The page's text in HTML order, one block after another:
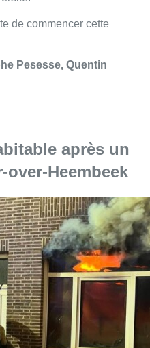
"Une maison inhabitable
d’AXA fermé
une
l’eau au